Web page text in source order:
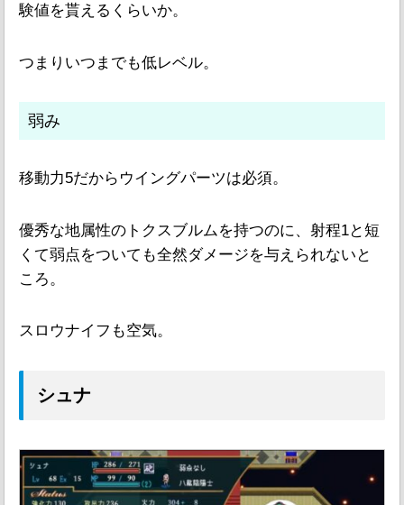
験値を貰えるくらいか。
つまりいつまでも低レベル。
弱み
移動力5だからウイングパーツは必須。
優秀な地属性のトクスブルムを持つのに、射程1と短
くて弱点をついても全然ダメージを与えられないと
ころ。
スロウナイフも空気。
シュナ